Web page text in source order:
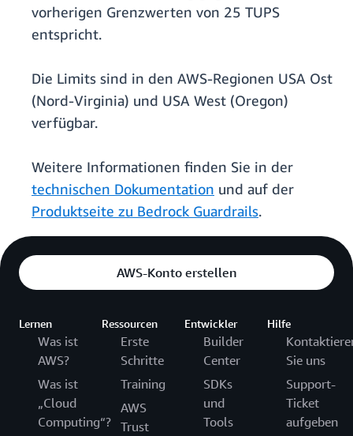
vorherigen Grenzwerten von 25 TUPS
entspricht.
Die Limits sind in den AWS-Regionen USA Ost
(Nord-Virginia) und USA West (Oregon)
verfügbar.
Weitere Informationen finden Sie in der
technischen Dokumentation und auf der
Produktseite zu Bedrock Guardrails.
AWS-Konto erstellen
Lernen
Was ist
AWS?
Was ist
„Cloud
Computing“?
Ressourcen
Erste
Schritte
Training
AWS
Trust
Entwickler
Builder
Center
SDKs
und
Tools
Hilfe
Sie uns
Support-
Ticket
aufgeben